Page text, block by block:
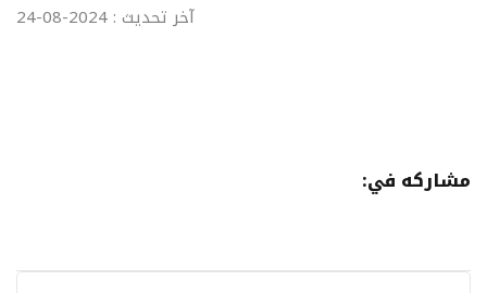
آخر تحديث : 2024-08-24
مشاركه في: